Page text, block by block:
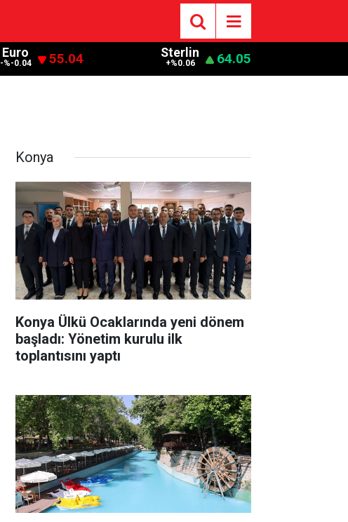
Euro
-%-0.04 55.04 Sterlin
+%0.06 64.05
Konya
Konya Ülkü Ocaklarında yeni dönem
başladı: Yönetim kurulu ilk
toplantısını yaptı